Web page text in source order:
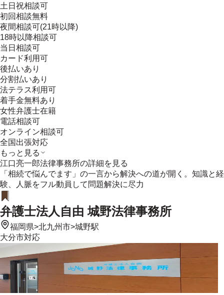
土日祝相談可
初回相談無料
夜間相談可(21時以降)
18時以降相談可
当日相談可
カード利用可
後払いあり
分割払いあり
法テラス利用可
着手金無料あり
女性弁護士在籍
電話相談可
オンライン相談可
全国出張対応
もっと見る
江口亮一郎法律事務所の詳細を見る
「相続で悩んでます」の一言から解決への道が開く。知識と経
験、人脈をフル動員して問題解決に尽力
弁護士法人自由 城野法律事務所
福岡県>北九州市>城野駅
大分市対応